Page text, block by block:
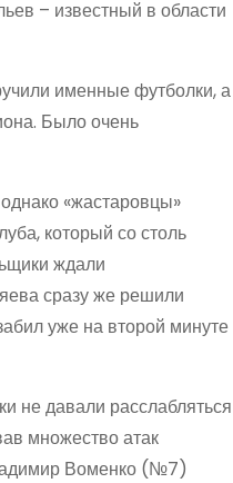
– известный в области
именные футболки, а
Было очень
«жастаровцы»
который со столь
ждали
сразу же решили
уже на второй минуте
не давали расслабляться
множество атак
Воменко (№7)